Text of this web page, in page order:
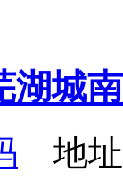
湖城
地址